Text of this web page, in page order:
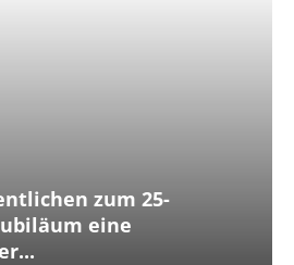
zum 25-
eine